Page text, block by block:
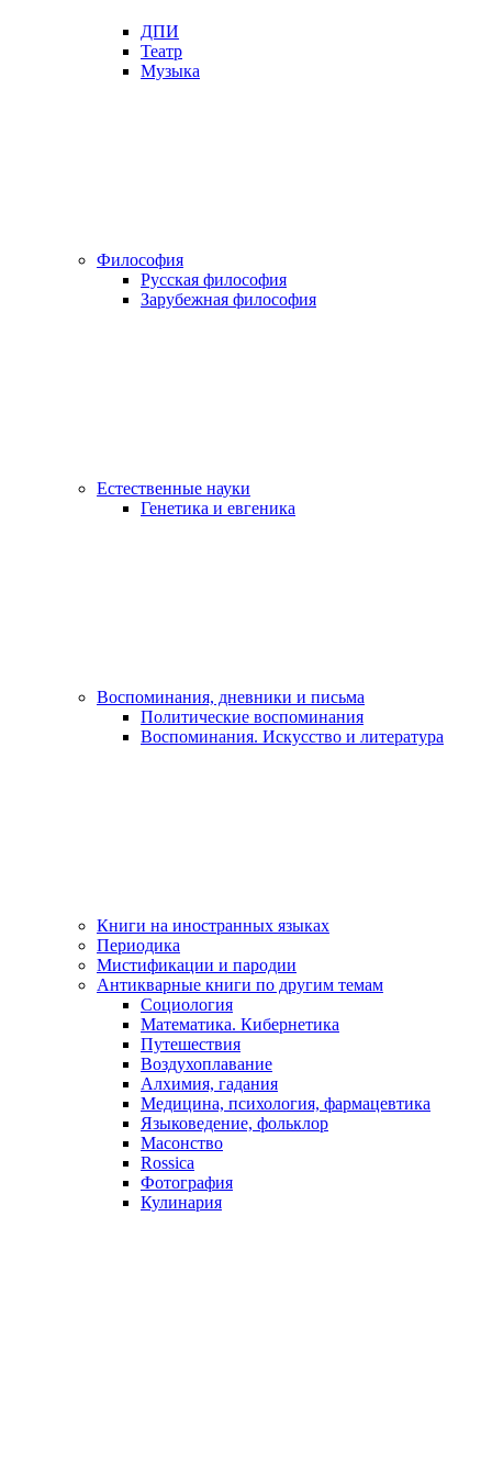
ДПИ
Театр
Музыка
Философия
Русская философия
Зарубежная философия
Естественные науки
Генетика и евгеника
Воспоминания, дневники и письма
Политические воспоминания
Воспоминания. Искусство и литература
Книги на иностранных языках
Периодика
Мистификации и пародии
Антикварные книги по другим темам
Социология
Математика. Кибернетика
Путешествия
Воздухоплавание
Алхимия, гадания
Медицина, психология, фармацевтика
Языковедение, фольклор
Масонство
Rossica
Фотография
Кулинария